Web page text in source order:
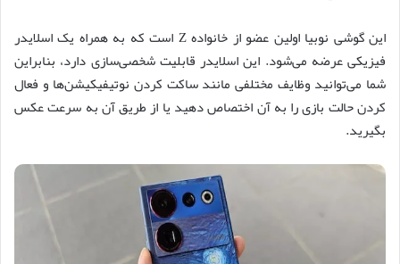
این گوشی نوبیا اولین عضو از خانواده Z است که به همراه یک اسلایدر
فیزیکی عرضه می‌شود. این اسلایدر قابلیت شخصی‌سازی دارد، بنابراین
شما می‌توانید وظایف مختلفی مانند ساکت کردن نوتیفیکیشن‌ها و فعال
کردن حالت بازی را به آن اختصاص دهید یا از طریق آن به سرعت عکس
بگیرید.